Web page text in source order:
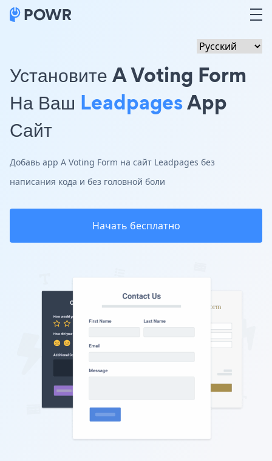
Установите A Voting Form
На Ваш LeadpagesApp
Сайт
Добавь app A Voting Form на сайт Leadpages без
написания кода и без головной боли
Начать бесплатно